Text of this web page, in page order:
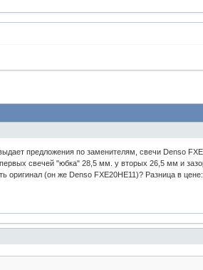
предложения по заменителям, свечи Denso
свечей "юбка" 28,5 мм. у вторых 26,5 мм и
оригинал (он же Denso FXE20HE11)? Разница в